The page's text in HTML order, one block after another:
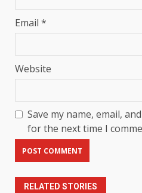
Email *
Website
Save my name, email,
for the next time I
RELATED STORIES